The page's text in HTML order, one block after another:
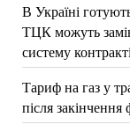
В Україні
ТЦК можуть
систему
Тариф на газ у
після закінчення